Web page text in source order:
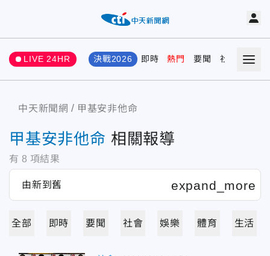
LIVE 24HR 決戰2026 即時 熱門 要聞 社會 娛樂
中天新聞網 甲基安非他命
甲基安非他命 相關報導
有 8 項結果
全部 即時 要聞 社會 娛樂 體育 生活